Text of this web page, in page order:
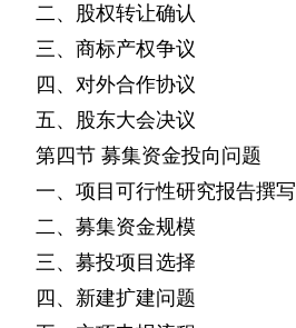
二、股权转让确认
三、商标产权争议
四、对外合作协议
五、股东大会决议
第四节 募集资金投向问题
一、项目可行性研究报告撰写
二、募集资金规模
三、募投项目选择
四、新建扩建问题